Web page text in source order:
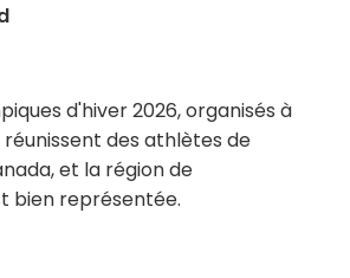
d'hiver 2026, organisés à
réunissent des athlètes de
et la région de
bien représentée.